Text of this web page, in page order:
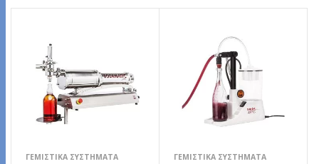
ΓΕΜΙΣΤΙΚΆ ΣΥΣΤΉΜΑΤΑ ΓΕΜΙΣΤΙΚΆ ΣΥΣΤΉΜΑΤΑ